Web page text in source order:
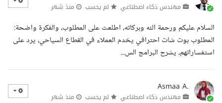
مهندس ذكاء اصطناعي لم يحسب منذ شهر
السلام عليكم ورحمة الله وبركاته، اطلعت على المطلوب، والفكرة واضحة:
المطلوب بوت شات احترافي يخدم العملاء في القطاع السياحي، يرد على
استفساراتهم، يشرح البرامج الس...
Asmaa A.
مهندس ذكاء اصطناعي لم يحسب منذ شهر